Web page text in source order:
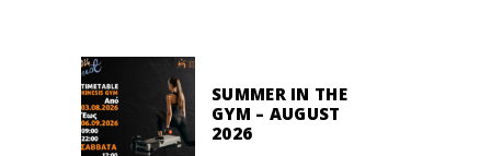
SUMMER IN THE
GYM – AUGUST
2026